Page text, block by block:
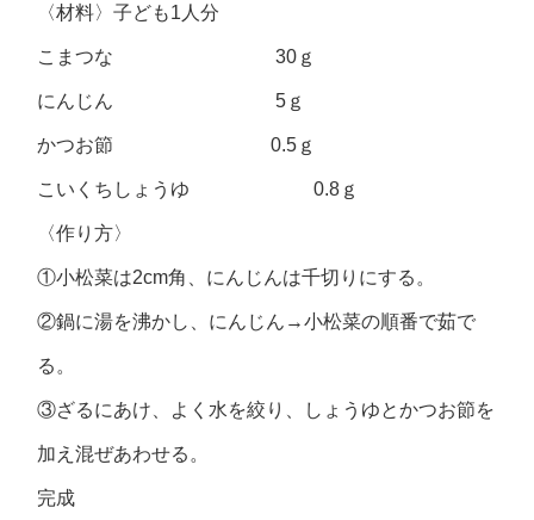
〈材料〉子ども1人分
こまつな 30ｇ
にんじん 5ｇ
かつお節 0.5ｇ
こいくちしょうゆ 0.8ｇ
〈作り方〉
①小松菜は2cm角、にんじんは千切りにする。
②鍋に湯を沸かし、にんじん→小松菜の順番で茹で
る。
③ざるにあけ、よく水を絞り、しょうゆとかつお節を
加え混ぜあわせる。
完成